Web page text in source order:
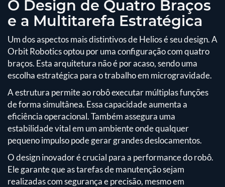
O Design de Quatro Braços
e a Multitarefa Estratégica
Um dos aspectos mais distintivos de Helios é seu design. A
Orbit Robotics optou por uma configuração com quatro
braços. Esta arquitetura não é por acaso, sendo uma
escolha estratégica para o trabalho em microgravidade.
A estrutura permite ao robô executar múltiplas funções
de forma simultânea. Essa capacidade aumenta a
eficiência operacional. Também assegura uma
estabilidade vital em um ambiente onde qualquer
pequeno impulso pode gerar grandes deslocamentos.
O design inovador é crucial para a performance do robô.
Ele garante que as tarefas de manutenção sejam
realizadas com segurança e precisão, mesmo em